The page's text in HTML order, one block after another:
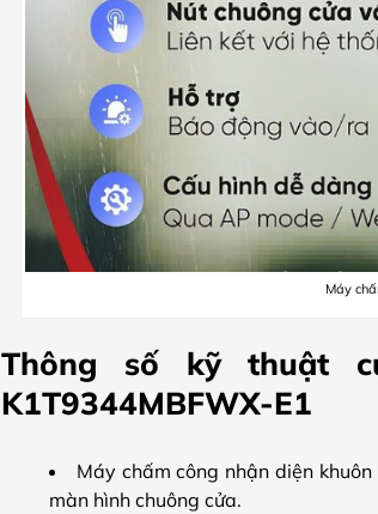
Máy
Thông số kỹ thuật
K1T9344MBFWX-E1
Máy chấm công nhận diện
màn hình chuông cửa.